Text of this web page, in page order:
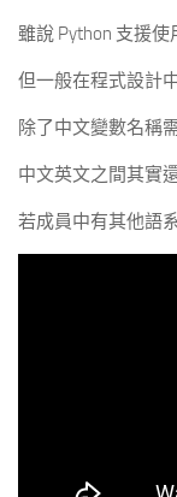
雖說 Python 支援
但一般在程式設計
除了中文變數名稱
中文英文之間其實
若成員中有其他語